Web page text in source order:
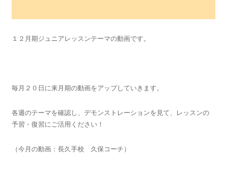
１２月期ジュニアレッスンテーマの動画です。
毎月２０日に来月期の動画をアップしていきます。
各週のテーマを確認し、デモンストレーションを見て、レッスンの
予習・復習にご活用ください！
（今月の動画：長久手校 久保コーチ）